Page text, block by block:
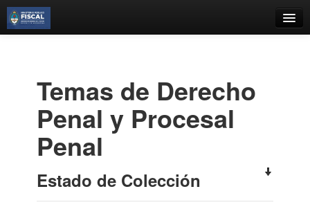
Estantes Virtuales
Contacto
Iniciar sesión
Temas de Derecho
Penal y Procesal
Penal
Estado de Colección